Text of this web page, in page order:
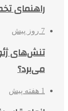
راهنمای
7 روز پیش
تنش‌های
می‌برد؟
1 هفته پیش